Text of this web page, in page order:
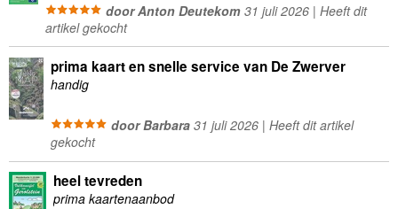
door Anton Deutekom31 juli 2026 | Heeft dit
artikel gekocht
prima kaart en snelle service van De Zwerver
handig
door Barbara31 juli 2026 | Heeft dit artikel
gekocht
heel tevreden
prima kaartenaanbod